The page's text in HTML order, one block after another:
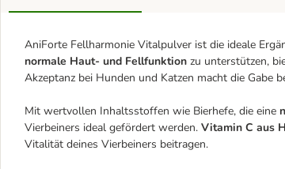
AniForte Fellharmonie Vitalpulver ist die ideale
normale Haut- und Fellfunktion zu unterstützen,
Akzeptanz bei Hunden und Katzen macht die Gabe
Mit wertvollen Inhaltsstoffen wie Bierhefe, die eine
Vierbeiners ideal gefördert werden. Vitamin C aus
Vitalität deines Vierbeiners beitragen.